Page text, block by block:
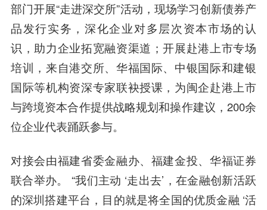
部门开展“走进深交所”活动，现场学习创新债券产
品发行实务，深化企业对多层次资本市场的认
识，助力企业拓宽融资渠道；开展赴港上市专场
培训，来自港交所、华福国际、中银国际和建银
国际等机构资深专家联袂授课，为闽企赴港上市
与跨境资本合作提供战略规划和操作建议，200余
位企业代表踊跃参与。
对接会由福建省委金融办、福建金投、华福证券
联合举办。 “我们主动 ‘走出去’，在金融创新活跃
的深圳搭建平台，目的就是将全国的优质金融 ‘活